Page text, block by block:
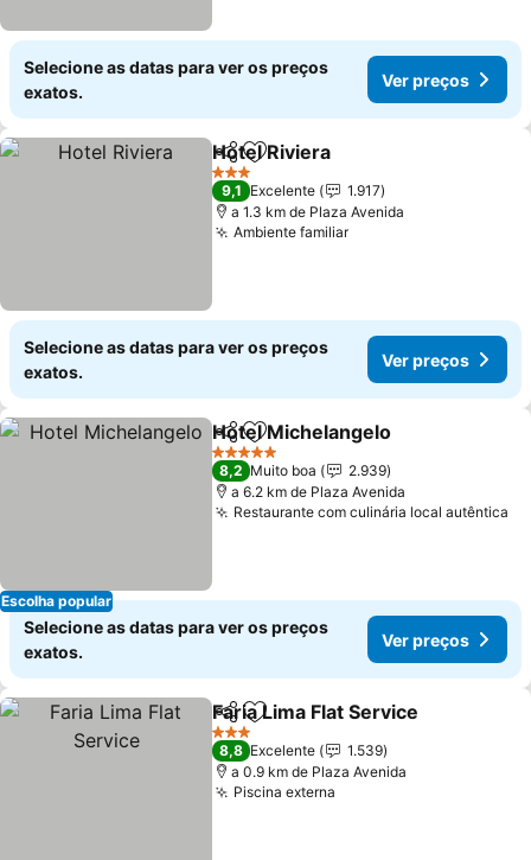
Selecione as datas para ver os preços
exatos.
Ver preços
PartilharAdicionar aos favoritos
Hotel Riviera
3 Estrelas
9,1 Excelente
1.917
a 1.3 km de Plaza Avenida
Ambiente familiar
Selecione as datas para ver os preços
exatos.
Ver preços
Escolha popular
PartilharAdicionar aos favoritos
Hotel Michelangelo
5 Estrelas
8,2 Muito boa
2.939
a 6.2 km de Plaza Avenida
Restaurante com culinária local autêntica
Selecione as datas para ver os preços
exatos.
Ver preços
PartilharAdicionar aos favoritos
Faria Lima Flat Service
3 Estrelas
8,8 Excelente
1.539
a 0.9 km de Plaza Avenida
Piscina externa